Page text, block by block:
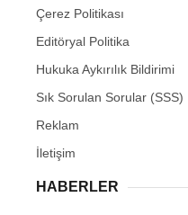
Çerez Politikası
Editöryal Politika
Hukuka Aykırılık Bildirimi
Sık Sorulan Sorular (SSS)
Reklam
İletişim
HABERLER